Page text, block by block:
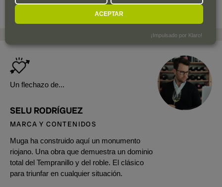
Un flechazo de...
SELU RODRÍGUEZ
MARCA Y CONTENIDOS
Muga ha construido aquí un monumento
riojano. Una obra que demuestra un dominio
total del Tempranillo y del roble. El clásico
para triunfar en cualquier situación.
ACEPTAR
¡Impulsado por Klaro!